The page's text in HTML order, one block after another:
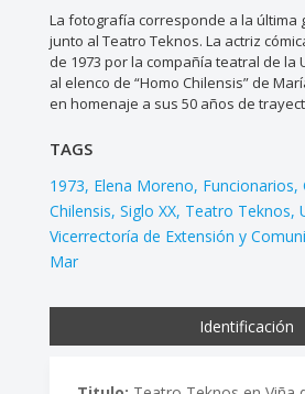
La fotografía corresponde a la última
junto al Teatro Teknos. La actriz
de 1973 por la compañía teatral de la
al elenco de “Homo Chilensis” de
en homenaje a sus 50 años de
TAGS
1973 Elena Moreno Funcionarios
Chilensis Siglo XX Teatro Teknos
Vicerrectoría de Extensión y
Mar
Identificación